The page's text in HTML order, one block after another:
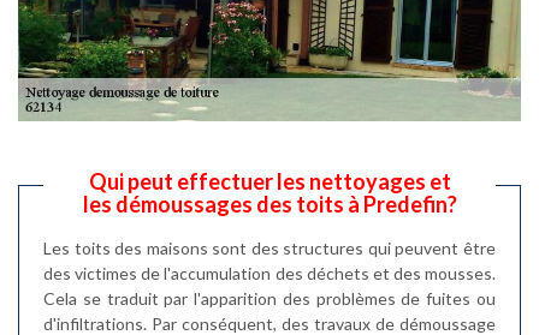
Qui peut effectuer les nettoyages et
les démoussages des toits à Predefin?
Les toits des maisons sont des structures qui peuvent être
des victimes de l'accumulation des déchets et des mousses.
Cela se traduit par l'apparition des problèmes de fuites ou
d'infiltrations. Par conséquent, des travaux de démoussage